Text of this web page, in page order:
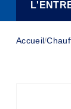
Accueil/